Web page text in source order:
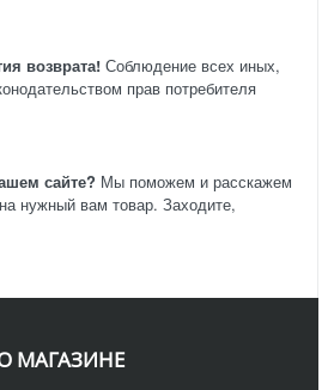
возврата! Соблюдение всех иных,
прав потребителя
сайте? Мы поможем и расскажем
нужный вам товар. Заходите,
МАГАЗИНЕ